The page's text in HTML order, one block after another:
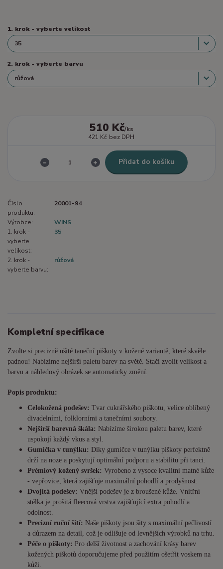
1. krok - vyberte velikost
2. krok - vyberte barvu
510 Kč/ks
421 Kč bez DPH
Přidat do košíku
Číslo
produktu:
20001-94
Výrobce:
WINS
1. krok -
vyberte
velikost:
35
2. krok -
vyberte barvu:
růžová
Kompletní specifikace
Zvolte si precizně ušité taneční piškoty v kožené variantě, které skvěle
padnou! Nabízíme nejširší paletu barev na světě. Stačí zvolit velikost a
barvu a náhledový obrázek se automaticky změní.
Popis produktu:
Celokožená podešev: Tvar cukrářského piškotu, velice oblíbený
divadelními, folklorními a tanečními soubory.
Nejširší barevná škála: Nabízíme širokou paletu barev, které
uspokojí každý vkus a styl.
Gumička v tunýlku: Díky gumičce v tunýlku piškoty perfektně
drží na noze a poskytují optimální podporu a stabilitu při tanci.
Prémiový kožený svršek: Vyrobeno z vysoce kvalitní matné kůže
- vepřovice, která zajišťuje maximální pohodlí a prodyšnost.
Dvojitá podešev: Vnější podešev je z broušené kůže. Vnitřní
stélka je prošitá fleecová vrstva zajišťující extra pohodlí a
odolnost.
Precizní ruční šití: Naše piškoty jsou šity s maximální pečlivostí
a důrazem na detail, což je odlišuje od levnějších výrobků na trhu.
Péče o piškoty: Pro delší životnost a zachování krásy barev
kožených piškotů doporučujeme před použitím ošetřit voskem na
kůži.